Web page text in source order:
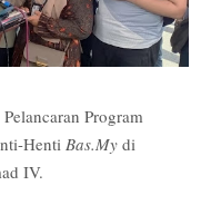
Program
Henti Bas.My di
IV.